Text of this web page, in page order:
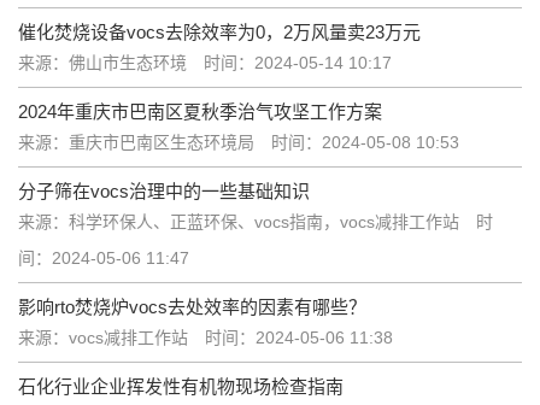
催化焚烧设备vocs去除效率为0，2万风量卖23万元
来源：佛山市生态环境 时间：2024-05-14 10:17
2024年重庆市巴南区夏秋季治气攻坚工作方案
来源：重庆市巴南区生态环境局 时间：2024-05-08 10:53
分子筛在vocs治理中的一些基础知识
来源：科学环保人、正蓝环保、vocs指南，vocs减排工作站
时
间：2024-05-06 11:47
影响rto焚烧炉vocs去处效率的因素有哪些？
来源：vocs减排工作站 时间：2024-05-06 11:38
石化行业企业挥发性有机物现场检查指南